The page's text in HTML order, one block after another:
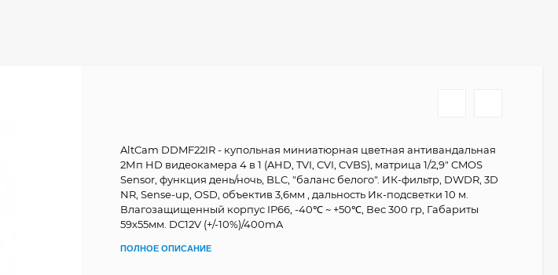
AltCam DDMF22IR - купольная миниатюрная цветная антивандальная
2Мп HD видеокамера 4 в 1 (AHD, TVI, CVI, CVBS), матрица 1/2,9" CMOS
Sensor, функция день/ночь, BLC, "баланс белого". ИК-фильтр, DWDR, 3D
NR, Sense-up, OSD, объектив 3,6мм , дальность Ик-подсветки 10 м.
Влагозащищенный корпус IP66, -40℃ ~ +50℃, Вес 300 гр, Габариты
59х55мм. DC12V (+/-10%)/400mA
ПОЛНОЕ ОПИСАНИЕ